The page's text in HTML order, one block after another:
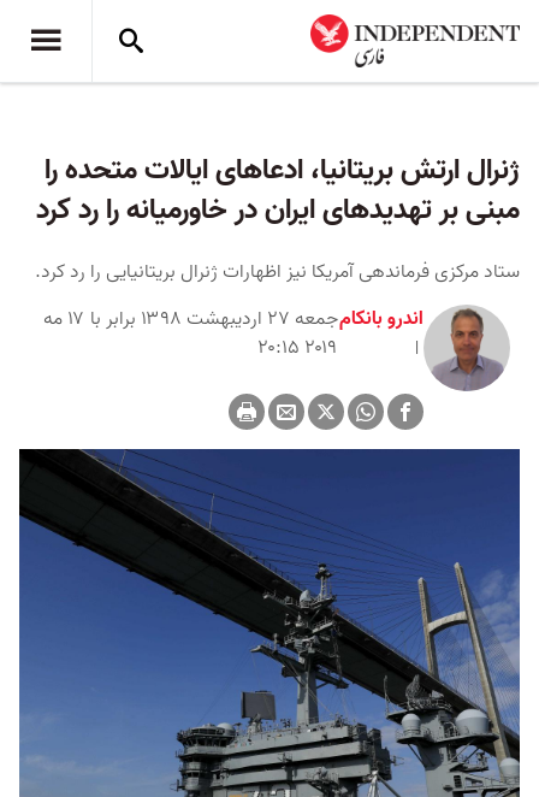
ژنرال ارتش بریتانیا، ادعاهای ایالات متحده را
مبنی بر تهدیدهای ایران در خاورمیانه را رد کرد
ستاد مرکزی فرماندهی آمریکا نیز اظهارات ژنرال بریتانیایی را رد کرد.
اندرو بانکام
جمعه ۲۷ اردیبهشت ۱۳۹۸ برابر با ۱۷ مه
۲۰۱۹ ۲۰:۱۵